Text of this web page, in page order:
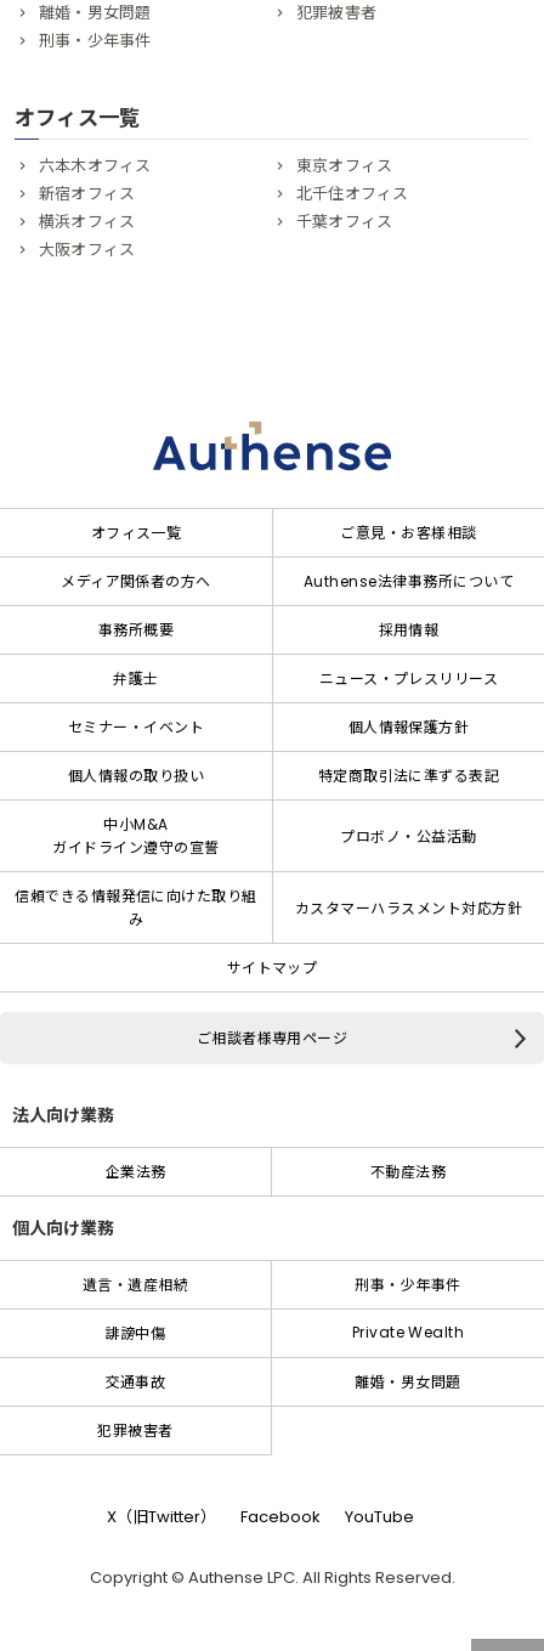
離婚・男女問題
犯罪被害者
刑事・少年事件
オフィス一覧
六本木オフィス
東京オフィス
新宿オフィス
北千住オフィス
横浜オフィス
千葉オフィス
大阪オフィス
オフィス一覧 ご意見・お客様相談
メディア関係者の方へ Authense法律事務所について
事務所概要 採用情報
弁護士 ニュース・プレスリリース
セミナー・イベント 個人情報保護方針
個人情報の取り扱い 特定商取引法に準ずる表記
中小M&A
ガイドライン遵守の宣誓
プロボノ・公益活動
信頼できる情報発信に向けた取り組
み
カスタマーハラスメント対応方針
サイトマップ
ご相談者様専用ページ
法人向け業務
企業法務 不動産法務
個人向け業務
遺言・遺産相続 刑事・少年事件
誹謗中傷 Private Wealth
交通事故 離婚・男女問題
犯罪被害者
X（旧Twitter） Facebook YouTube
Copyright © Authense LPC. All Rights Reserved.